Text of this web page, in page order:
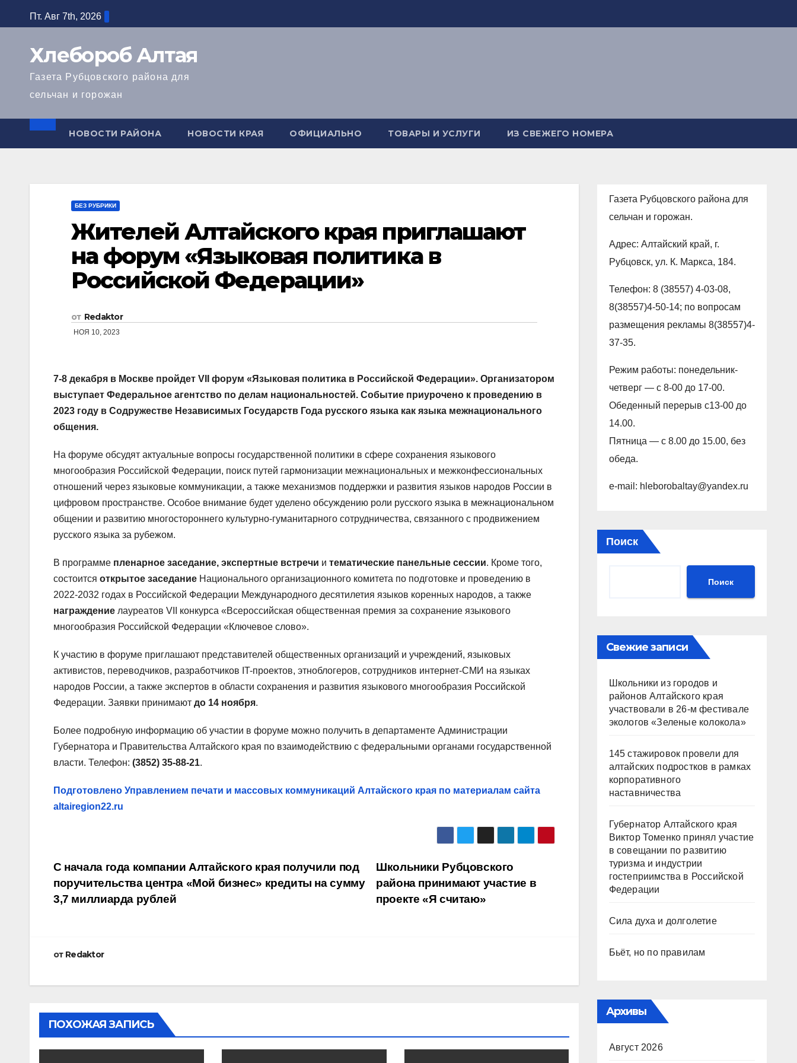
к
Пт. Авг 7th, 2026
Хлебороб Алтая
Газета Рубцовского района для
сельчан и горожан
НОВОСТИ РАЙОНА НОВОСТИ КРАЯ ОФИЦИАЛЬНО ТОВАРЫ И УСЛУГИ ИЗ СВЕЖЕГО НОМЕРА
БЕЗ РУБРИКИ
Жителей Алтайского края приглашают
на форум «Языковая политика в
Российской Федерации»
от Redaktor
НОЯ 10, 2023
7-8 декабря в Москве пройдет VII форум «Языковая политика в Российской Федерации». Организатором
выступает Федеральное агентство по делам национальностей. Событие приурочено к проведению в
2023 году в Содружестве Независимых Государств Года русского языка как языка межнационального
общения.
На форуме обсудят актуальные вопросы государственной политики в сфере сохранения языкового
многообразия Российской Федерации, поиск путей гармонизации межнациональных и межконфессиональных
отношений через языковые коммуникации, а также механизмов поддержки и развития языков народов России в
цифровом пространстве. Особое внимание будет уделено обсуждению роли русского языка в межнациональном
общении и развитию многостороннего культурно-гуманитарного сотрудничества, связанного с продвижением
русского языка за рубежом.
В программе пленарное заседание, экспертные встречи и тематические панельные сессии. Кроме того,
состоится открытое заседание Национального организационного комитета по подготовке и проведению в
2022-2032 годах в Российской Федерации Международного десятилетия языков коренных народов, а также
награждение лауреатов VII конкурса «Всероссийская общественная премия за сохранение языкового
многообразия Российской Федерации «Ключевое слово».
К участию в форуме приглашают представителей общественных организаций и учреждений, языковых
активистов, переводчиков, разработчиков IT-проектов, этноблогеров, сотрудников интернет-СМИ на языках
народов России, а также экспертов в области сохранения и развития языкового многообразия Российской
Федерации. Заявки принимают до 14 ноября.
Более подробную информацию об участии в форуме можно получить в департаменте Администрации
Губернатора и Правительства Алтайского края по взаимодействию с федеральными органами государственной
власти. Телефон: (3852) 35-88-21.
Подготовлено Управлением печати и массовых коммуникаций Алтайского края по материалам сайта
altairegion22.ru
Навигация
по
Школьники Рубцовского
района принимают участие в
проекте «Я считаю»
С начала года компании Алтайского края получили под
поручительства центра «Мой бизнес» кредиты на сумму
3,7 миллиарда рублей
от Redaktor
ПОХОЖАЯ ЗАПИСЬ
Газета Рубцовского района для
сельчан и горожан.
Адрес: Алтайский край, г.
Рубцовск, ул. К. Маркса, 184.
Телефон: 8 (38557) 4-03-08,
8(38557)4-50-14; по вопросам
размещения рекламы 8(38557)4-
37-35.
Режим работы: понедельник-
четверг — с 8-00 до 17-00.
Обеденный перерыв с13-00 до
14.00.
Пятница — с 8.00 до 15.00, без
обеда.
e-mail: hleborobaltay@yandex.ru
Поиск
Поиск
Свежие записи
Школьники из городов и
районов Алтайского края
участвовали в 26-м фестивале
экологов «Зеленые колокола»
145 стажировок провели для
алтайских подростков в рамках
корпоративного
наставничества
Губернатор Алтайского края
Виктор Томенко принял участие
в совещании по развитию
туризма и индустрии
гостеприимства в Российской
Федерации
Сила духа и долголетие
Бьёт, но по правилам
Архивы
Август 2026